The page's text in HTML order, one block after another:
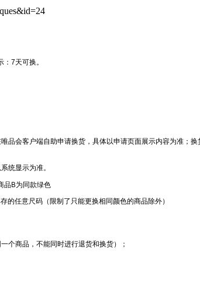
： 7天可换。
品会客户端自助申请换货，具体以申请页面展示内容为准；
统显示为准。
品B为同款绿色
的任意尺码（限制了只能更换相同颜色的商品除外）
个商品，不能同时进行退货和换货）；